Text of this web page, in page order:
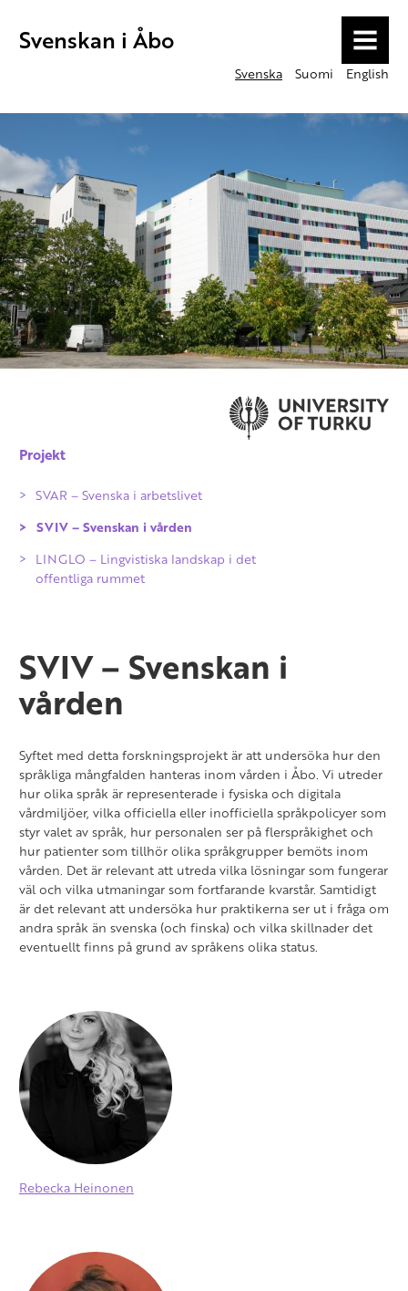
Svenskan i Åbo MENU
Svenska Suomi English
Projekt
SVAR – Svenska i arbetslivet
SVIV – Svenskan i vården
LINGLO – Lingvistiska landskap i det
offentliga rummet
SVIV – Svenskan i
vården
Syftet med detta forskningsprojekt är att undersöka hur den
språkliga mångfalden hanteras inom vården i Åbo. Vi utreder
hur olika språk är representerade i fysiska och digitala
vårdmiljöer, vilka officiella eller inofficiella språkpolicyer som
styr valet av språk, hur personalen ser på flerspråkighet och
hur patienter som tillhör olika språkgrupper bemöts inom
vården. Detär relevant att utreda vilka lösningar som fungerar
väl och vilka utmaningar som fortfarande kvarstår. Samtidigt
är det relevant att undersöka hur praktikerna ser ut i fråga om
andra språk än svenska (och finska) och vilka skillnader det
eventuellt finns på grund av språkens olika status.
Rebecka Heinonen